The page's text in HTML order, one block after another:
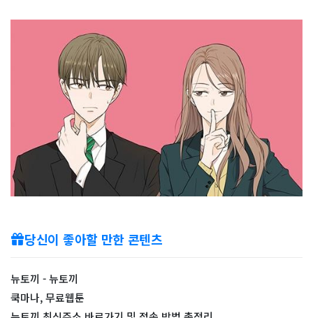
당신이 좋아할 만한 콘텐츠
뉴토끼 - 뉴토끼
쿡마나, 무료웹툰